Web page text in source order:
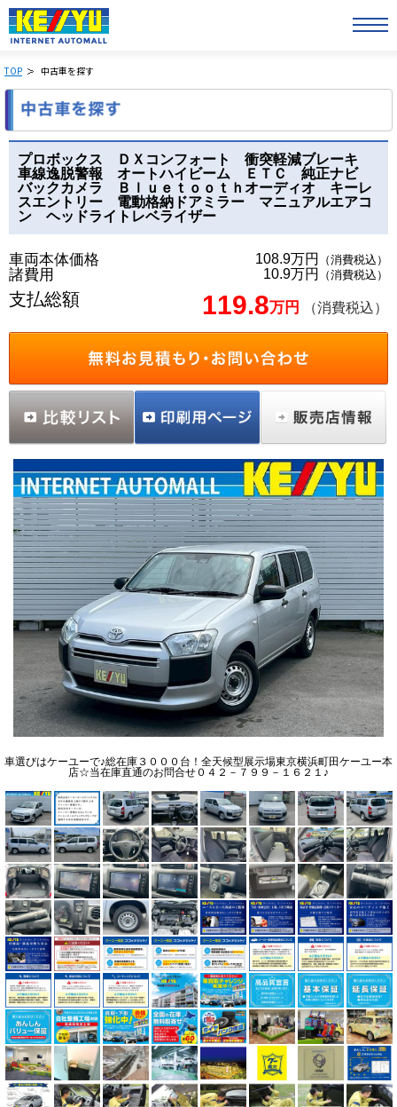
TOP 中古車を探す
プロボックス ＤＸコンフォート 衝突軽減ブレーキ
車線逸脱警報 オートハイビーム ＥＴＣ 純正ナビ
バックカメラ Ｂｌｕｅｔｏｏｔｈオーディオ キーレ
スエントリー 電動格納ドアミラー マニュアルエアコ
ン ヘッドライトレベライザー
車両本体価格 108.9万円 （消費税込）
諸費用 10.9万円 （消費税込）
支払総額 119.8万円 （消費税込）
車選びはケーユーで♪総在庫３０００台！全天候型展示場東京横浜町田ケーユー本
店☆当在庫直通のお問合せ０４２－７９９－１６２１♪